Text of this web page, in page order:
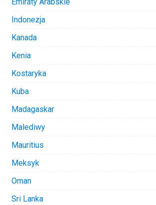
Emiraty Arabskie
Indonezja
Kanada
Kenia
Kostaryka
Kuba
Madagaskar
Malediwy
Mauritius
Meksyk
Oman
Sri Lanka